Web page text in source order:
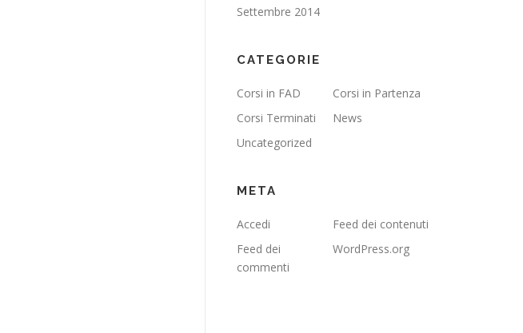
Settembre 2014
CATEGORIE
Corsi in FAD
Corsi in Partenza
Corsi Terminati
News
Uncategorized
META
Accedi
Feed dei contenuti
Feed dei
commenti
WordPress.org